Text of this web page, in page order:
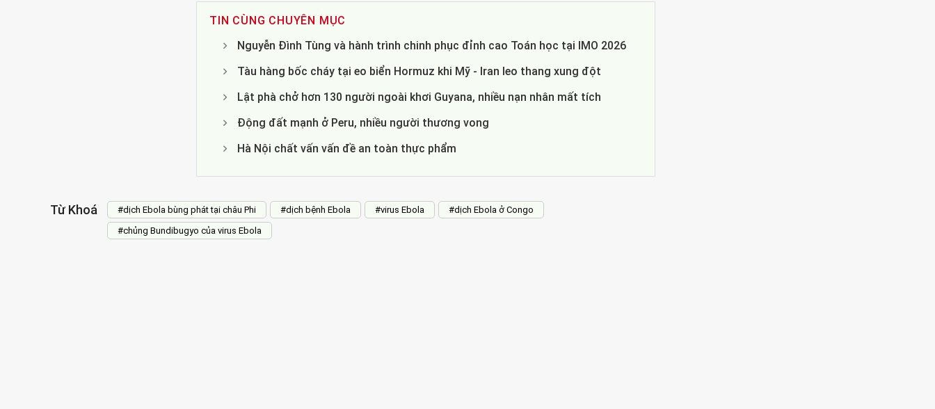
TIN CÙNG CHUYÊN MỤC
Nguyễn Đình Tùng và hành trình chinh phục đỉnh cao Toán học tại IMO 2026
Tàu hàng bốc cháy tại eo biển Hormuz khi Mỹ - Iran leo thang xung đột
Lật phà chở hơn 130 người ngoài khơi Guyana, nhiều nạn nhân mất tích
Động đất mạnh ở Peru, nhiều người thương vong
Hà Nội chất vấn vấn đề an toàn thực phẩm
Từ Khoá #dịch Ebola bùng phát tại châu Phi #dịch bệnh Ebola #virus Ebola
#dịch Ebola ở Congo
#chủng Bundibugyo của virus Ebola